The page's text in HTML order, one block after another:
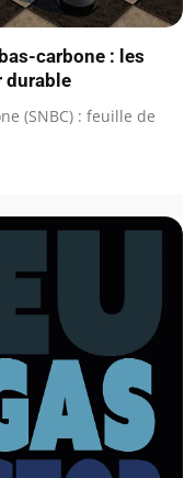
carbone : les
durable
(SNBC) : feuille de